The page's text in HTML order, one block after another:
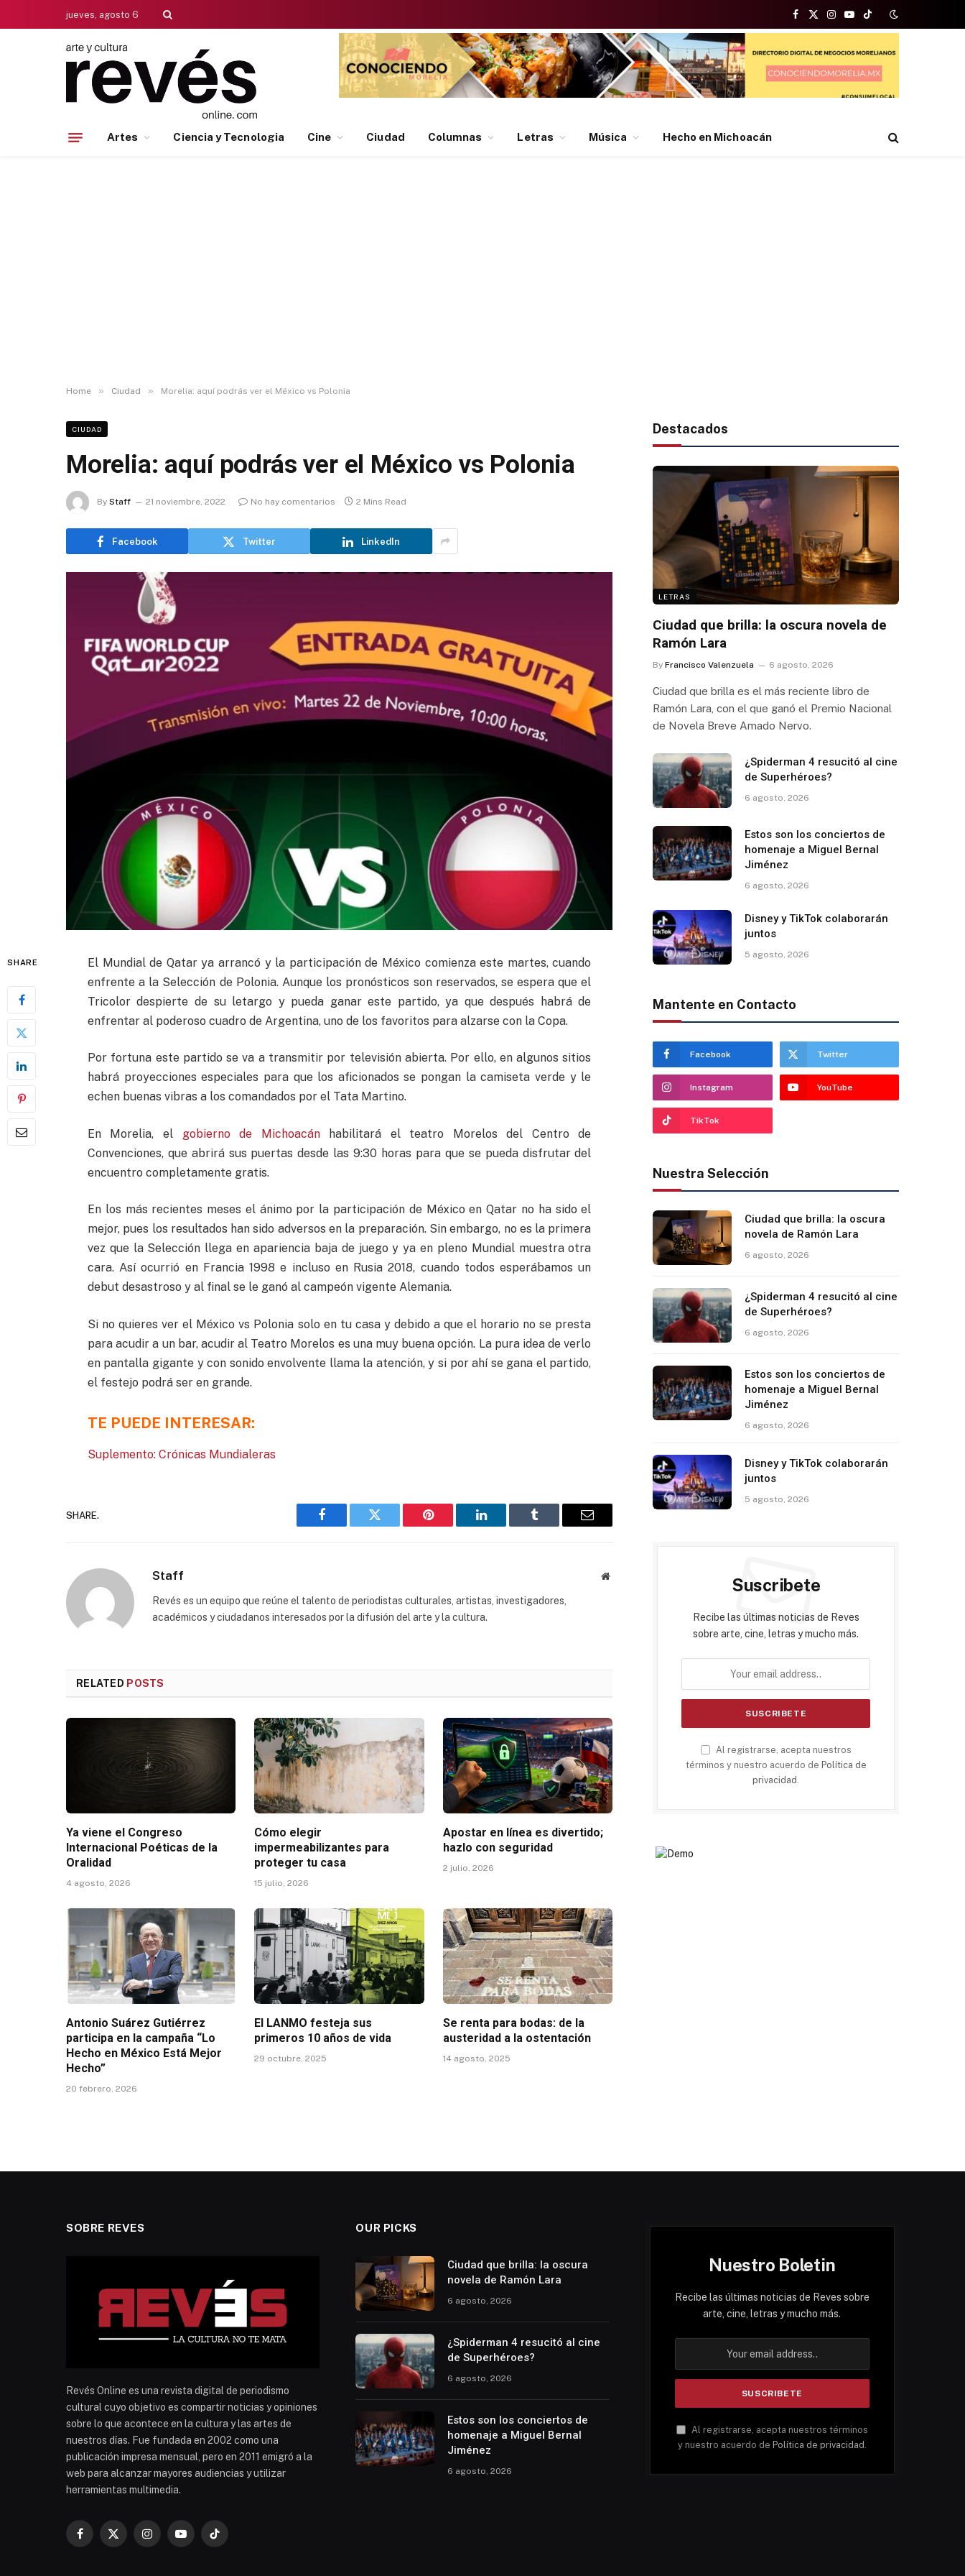
jueves, agosto 6
Facebook
X
(Twitter)
Instagram
YouTubeTikTok
Artes Ciencia y Tecnologia Cine Ciudad Columnas Letras Música Hecho en Michoacán
Home » Ciudad » Morelia: aquí podrás ver el México vs Polonia
CIUDAD
Morelia: aquí podrás ver el México vs Polonia
By Staff 21 noviembre, 2022 No hay comentarios 2 Mins Read
Facebook Twitter LinkedIn
SHARE
El Mundial de Qatar ya arrancó y la participación de México comienza este martes, cuando
enfrente a la Selección de Polonia. Aunque los pronósticos son reservados, se espera que el
Tricolor despierte de su letargo y pueda ganar este partido, ya que después habrá de
enfrentar al poderoso cuadro de Argentina, uno de los favoritos para alzarse con la Copa.
Por fortuna este partido se va a transmitir por televisión abierta. Por ello, en algunos sitios
habrá proyecciones especiales para que los aficionados se pongan la camiseta verde y le
echen buenas vibras a los comandados por el Tata Martino.
En Morelia, el gobierno de Michoacánhabilitará el teatro Morelos del Centro de
Convenciones, que abrirá sus puertas desde las 9:30 horas para que se pueda disfrutar del
encuentro completamente gratis.
En los más recientes meses el ánimo por la participación de México en Qatar no ha sido el
mejor, pues los resultados han sido adversos en la preparación. Sin embargo, no es la primera
vez que la Selección llega en apariencia baja de juego y ya en pleno Mundial muestra otra
cara. Así ocurrió en Francia 1998 e incluso en Rusia 2018, cuando todos esperábamos un
debut desastroso y al final se le ganó al campeón vigente Alemania.
Si no quieres ver el México vs Polonia solo en tu casa y debido a que el horario no se presta
para acudir a un bar, acudir al Teatro Morelos es una muy buena opción. La pura idea de verlo
en pantalla gigante y con sonido envolvente llama la atención, y si por ahí se gana el partido,
el festejo podrá ser en grande.
TE PUEDE INTERESAR:
Suplemento: Crónicas Mundialeras
SHARE.
Facebook Twitter Pinterest LinkedIn Tumblr Email
Staff Website
Revés es un equipo que reúne el talento de periodistas culturales, artistas, investigadores,
académicos y ciudadanos interesados por la difusión del arte y la cultura.
RELATED POSTS
Ya viene el Congreso
Internacional Poéticas de la
Oralidad
4 agosto, 2026
Cómo elegir
impermeabilizantes para
proteger tu casa
15 julio, 2026
Apostar en línea es divertido;
hazlo con seguridad
2 julio, 2026
Antonio Suárez Gutiérrez
participa en la campaña “Lo
Hecho en México Está Mejor
Hecho”
20 febrero, 2026
El LANMO festeja sus
primeros 10 años de vida
29 octubre, 2025
Se renta para bodas: de la
austeridad a la ostentación
14 agosto, 2025
Destacados
LETRAS
Ciudad que brilla: la oscura novela de
Ramón Lara
By Francisco Valenzuela 6 agosto, 2026
Ciudad que brilla es el más reciente libro de
Ramón Lara, con el que ganó el Premio Nacional
de Novela Breve Amado Nervo.
¿Spiderman 4 resucitó al cine
de Superhéroes?
6 agosto, 2026
Estos son los conciertos de
homenaje a Miguel Bernal
Jiménez
6 agosto, 2026
Disney y TikTok colaborarán
juntos
5 agosto, 2026
Mantente en Contacto
Facebook Twitter
Instagram YouTube
TikTok
Nuestra Selección
Ciudad que brilla: la oscura
novela de Ramón Lara
6 agosto, 2026
¿Spiderman 4 resucitó al cine
de Superhéroes?
6 agosto, 2026
Estos son los conciertos de
homenaje a Miguel Bernal
Jiménez
6 agosto, 2026
Disney y TikTok colaborarán
juntos
5 agosto, 2026
Suscribete
Recibe las últimas noticias de Reves
sobre arte, cine, letras y mucho más.
Al registrarse, acepta nuestros
términos y nuestro acuerdo de Política de
privacidad
SOBRE REVES
Revés Online es una revista digital de periodismo
cultural cuyo objetivo es compartir noticias y opiniones
sobre lo que acontece en la cultura y las artes de
nuestros días. Fue fundada en 2002 como una
publicación impresa mensual, pero en 2011 emigró a la
web para alcanzar mayores audiencias y utilizar
herramientas multimedia.
Facebook
X
InstagramYouTubeTikTok
OUR PICKS
Ciudad que brilla: la oscura
novela de Ramón Lara
6 agosto, 2026
¿Spiderman 4 resucitó al cine
de Superhéroes?
6 agosto, 2026
Estos son los conciertos de
homenaje a Miguel Bernal
Jiménez
6 agosto, 2026
Nuestro Boletin
Recibe las últimas noticias de Reves sobre
arte, cine, letras y mucho más.
Al registrarse, acepta nuestros términos
y nuestro acuerdo de Política de privacidad .